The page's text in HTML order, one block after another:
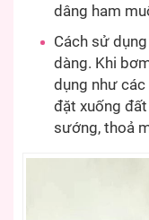
dâng ham
Cách sử
dàng. Khi
dụng như các
đặt xuống đất
sướng, thoả